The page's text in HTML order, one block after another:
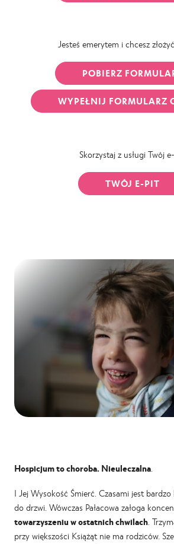
Jesteś emerytem i chcesz
POBIERZ
WYPEŁNIJ FORMULARZ
Skorzystaj z usługi Twój
TWÓJ E-PIT
Hospicjum to choroba. Nieuleczalna
I Jej Wysokość Śmierć. Czasami jest
do drzwi. Wówczas Pałacowa załoga
towarzyszeniu w ostatnich chwilach .
przy większości Książąt nie ma rodziców.